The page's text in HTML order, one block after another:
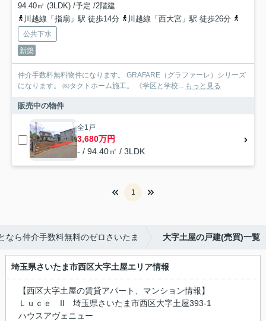
94.40㎡ (3LDK) /予定 /2階建
川越線「指扇」駅 徒歩14分
川越線「西大宮」駅 徒歩26分
公共下水
新築
仲介手数料無料物件になります。 GRAFARE（グラファーレ）シリーズ
になります。 ㈱タクトホーム施工。 《学区と学校... もっと見る
販売中の物件
全1戸
3,680万円
- / 94.40㎡ / 3LDK
1
なら仲介手数料無料のゼロさいたま 大字土屋の戸建(売買)一覧
埼玉県さいたま市西区大字土屋エリア情報
【西区大字土屋の賃貸アパート、マンション情報】
Ｌｕｃｅ II 埼玉県さいたま市西区大字土屋393-1
ハウスアヴェニュー